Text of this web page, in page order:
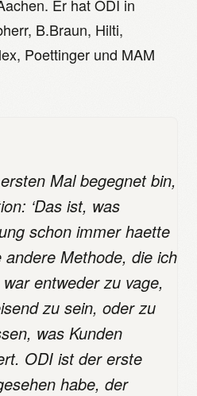
Er hat ODI in
B.Braun, Hilti,
Poettinger und MAM
Mal begegnet bin,
‘Das ist, was
schon immer haette
andere Methode, die ich
entweder zu vage,
zu sein, oder zu
was Kunden
ODI ist der erste
habe, der